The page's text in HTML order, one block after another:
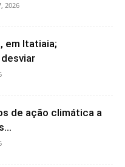
2026
em Itatiaia;
de ação climática a